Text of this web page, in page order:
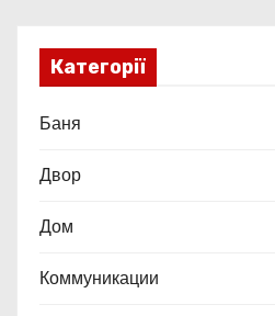
Категорії
Баня
Двор
Дом
Коммуникации